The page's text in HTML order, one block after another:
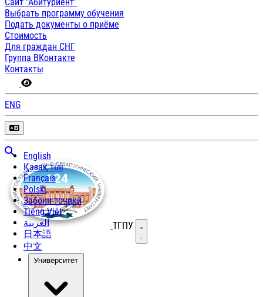
Выбрать программу обучения
Подать документы о приёме
Стоимость
Для граждан СНГ
Группа ВКонтакте
Контакты
ENG
English
Қазақ тілі
Français
Polski
Забони тоҷикӣ
Tiếng Việt
العربية
日本語
中文
ТГПУ Открыть меню
Университет